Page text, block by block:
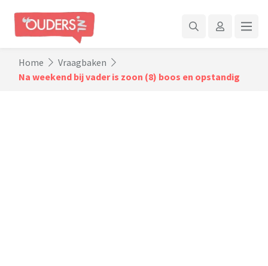
Home
Vraagbaken
Na weekend bij vader is zoon (8) boos en opstandig